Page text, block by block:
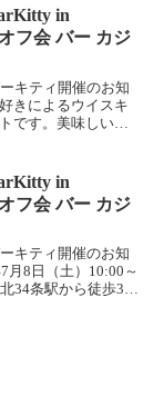
in
フ会 バー カジ
キティ開催のお知
きによるウイスキ
です。美味しいウ
日（金） 16:00
in
フ会 バー カジ
キティ開催のお知
月8日（土）10:00～
34条駅から徒歩3分